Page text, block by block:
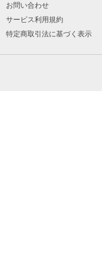
お問い合わせ
サービス利用規約
特定商取引法に基づく表示